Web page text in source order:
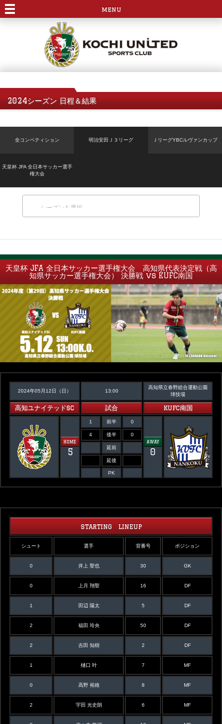
menu
2024シーズン 日程＆結果
全コンペティション 明治安田Ｊ３リーグ ＪリーグYBCルヴァンカップ
天皇杯 JFA 全日本サッカー選手
権大会
天皇杯 JFA 全日本サッカー選手権大会 高知県代表決定戦（高
知県サッカー選手権大会） 決勝戦 vs KUFC南国
2024年05月12日（日） 13:00
高知県立春野総合運動公園
球技場
高知ユナイテッドSC 試合 KUFC南国
HOME
5
1 前半 0
AWAY
0
4 後半 0
延前
延後
PK
STARTING LINEUP
シュート 選手 背番号 ポジション
0 井上 聖也 30 GK
0 上月 翔聖 16 DF
1 田辺 陽太 5 DF
2 福田 玲央 50 DF
2 吉田 知樹 2 DF
1 樋口 叶 7 MF
0 高野 裕維 8 MF
2 宇田 光史朗 6 MF